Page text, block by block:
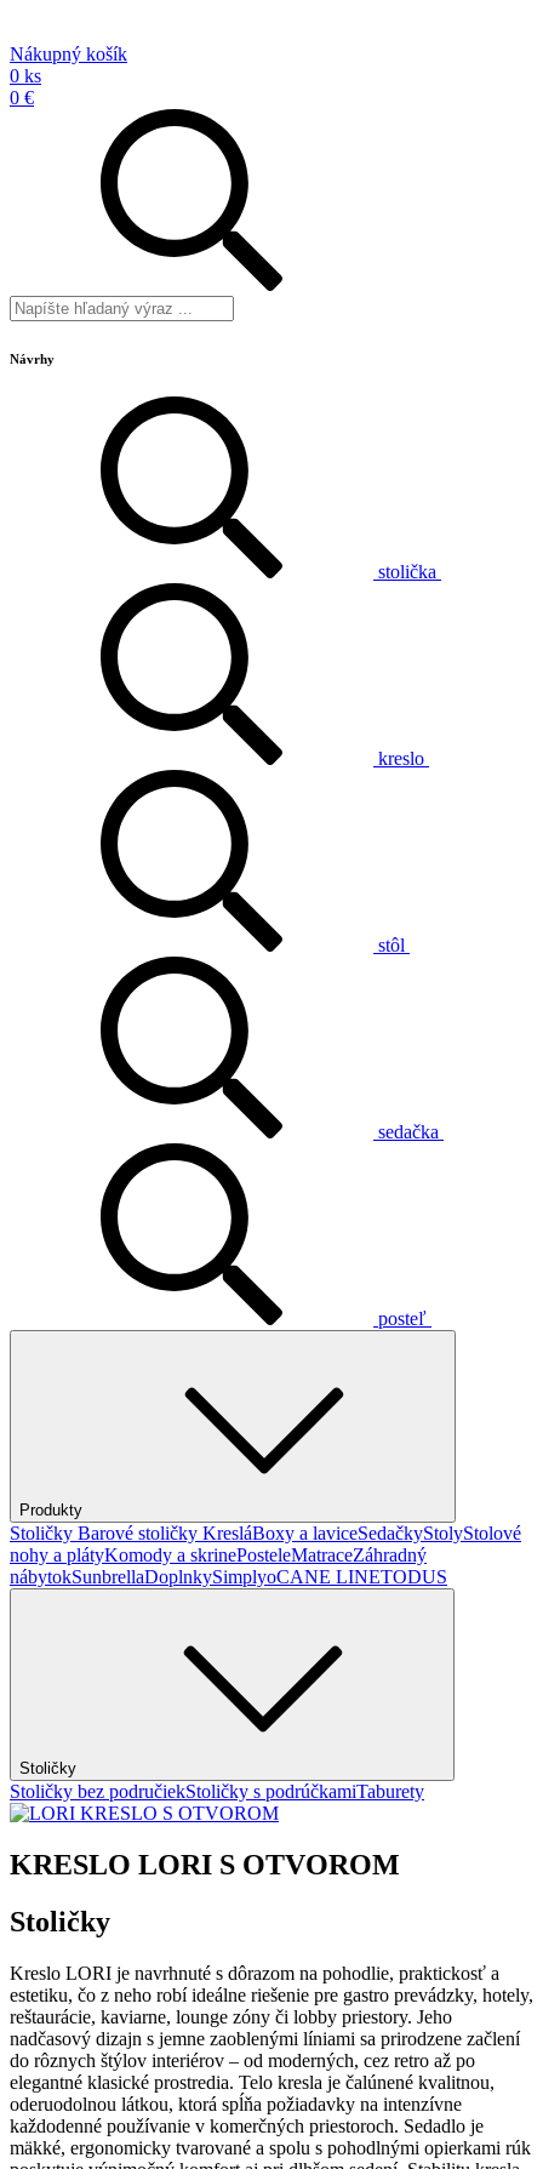
Nákupný košík
0 ks
0 €
Návrhy
stolička
kreslo
stôl
sedačka
posteľ
Produkty
Stoličky Barové stoličky KresláBoxy a laviceSedačkyStolyStolové
nohy a plátyKomody a skrinePosteleMatraceZáhradný
nábytokSunbrellaDoplnkySimplyoCANE LINETODUS
Stoličky
Stoličky bez područiekStoličky s podrúčkamiTaburety
KRESLO LORI S OTVOROM
Stoličky
Kreslo LORI je navrhnuté s dôrazom na pohodlie, praktickosť a
estetiku, čo z neho robí ideálne riešenie pre gastro prevádzky, hotely,
reštaurácie, kaviarne, lounge zóny či lobby priestory. Jeho
nadčasový dizajn s jemne zaoblenými líniami sa prirodzene začlení
do rôznych štýlov interiérov – od moderných, cez retro až po
elegantné klasické prostredia. Telo kresla je čalúnené kvalitnou,
oderuodolnou látkou, ktorá spĺňa požiadavky na intenzívne
každodenné používanie v komerčných priestoroch. Sedadlo je
mäkké, ergonomicky tvarované a spolu s pohodlnými opierkami rúk